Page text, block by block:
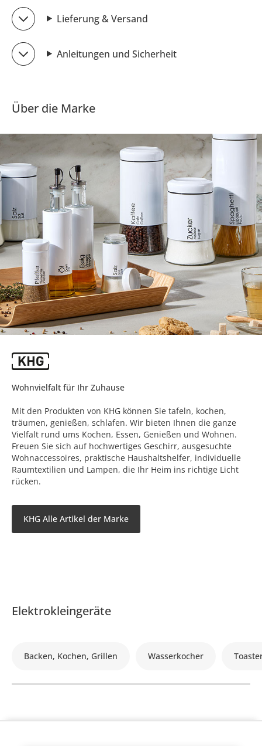
Lieferung & Versand
Anleitungen und Sicherheit
Über die Marke
Wohnvielfalt für Ihr Zuhause
Mit den Produkten von KHG können Sie tafeln, kochen,
träumen, genießen, schlafen. Wir bieten Ihnen die ganze
Vielfalt rund ums Kochen, Essen, Genießen und Wohnen.
Freuen Sie sich auf hochwertiges Geschirr, ausgesuchte
Wohnaccessoires, praktische Haushaltshelfer, individuelle
Raumtextilien und Lampen, die Ihr Heim ins richtige Licht
rücken.
KHG Alle Artikel der Marke
Elektrokleingeräte
Backen, Kochen, Grillen Wasserkocher